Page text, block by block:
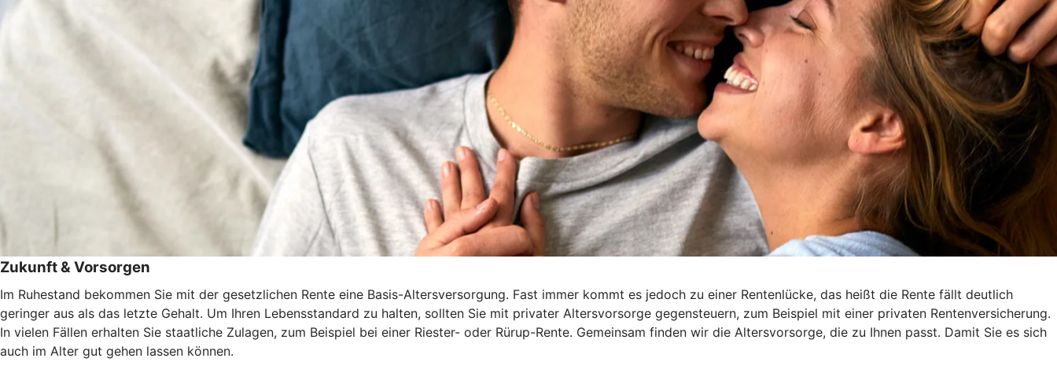
Zukunft & Vorsorgen
Im Ruhestand bekommen Sie mit der gesetzlichen Rente eine Basis-Altersversorgung. Fast immer kommt es jedoch zu einer Rentenlücke, das heißt die Rente fällt deutlich
geringer aus als das letzte Gehalt. Um Ihren Lebensstandard zu halten, sollten Sie mit privater Altersvorsorge gegensteuern, zum Beispiel mit einer privaten Rentenversicherung.
In vielen Fällen erhalten Sie staatliche Zulagen, zum Beispiel bei einer Riester- oder Rürup-Rente. Gemeinsam finden wir die Altersvorsorge, die zu Ihnen passt. Damit Sie es sich
auch im Alter gut gehen lassen können.